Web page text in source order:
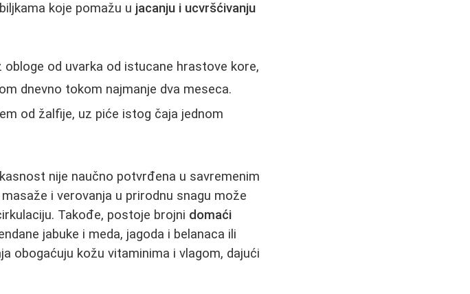
koje pomažu u jacanju i ucvršćivanju
obloge od uvarka od istucane hrastove kore,
dnevno tokom najmanje dva meseca.
od žalfije, uz piće istog čaja jednom
nije naučno potvrđena u savremenim
i verovanja u prirodnu snagu može
Takođe, postoje brojni domaći
jabuke i meda, jagoda i belanaca ili
obogaćuju kožu vitaminima i vlagom, dajući